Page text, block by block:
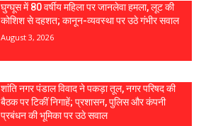
घुग्घूस में 80 वर्षीय महिला पर जानलेवा हमला, लूट की
कोशिश से दहशत; कानून-व्यवस्था पर उठे गंभीर सवाल
August 3, 2026
शांति नगर पंडाल विवाद ने पकड़ा तूल, नगर परिषद की
बैठक पर टिकीं निगाहें; प्रशासन, पुलिस और कंपनी
प्रबंधन की भूमिका पर उठे सवाल